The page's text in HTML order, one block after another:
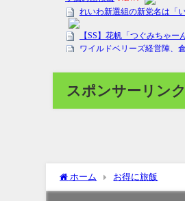
スポンサーリンク
ホーム お得に旅飯